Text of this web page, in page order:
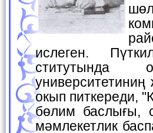
ислеген.
ститутында
окып питкереди,
бөлим баслығы,
мәмлекетлик